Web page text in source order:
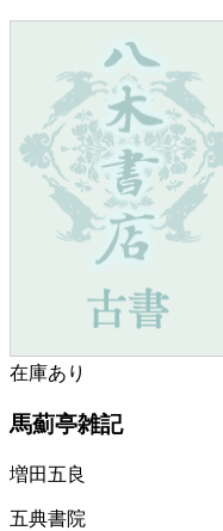
在庫あり
馬薊亭雑記
増田五良
五典書院